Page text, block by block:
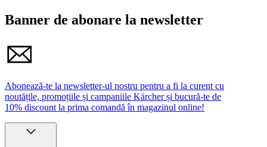
Banner de abonare la newsletter
Abonează-te la newsletter-ul nostru pentru a fi la curent cu
noutățile, promoțiile și campaniile Kärcher și bucură-te de
10% discount la prima comandă în magazinul online!